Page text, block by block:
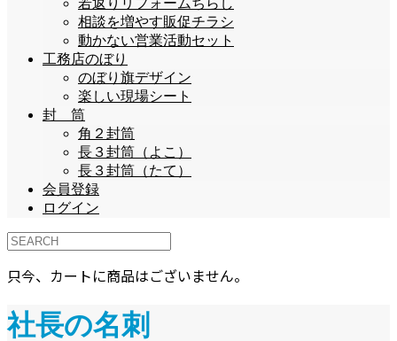
若返りリフォームちらし
相談を増やす販促チラシ
動かない営業活動セット
工務店のぼり
のぼり旗デザイン
楽しい現場シート
封 筒
角２封筒
長３封筒（よこ）
長３封筒（たて）
会員登録
ログイン
只今、カートに商品はございません。
社長の名刺